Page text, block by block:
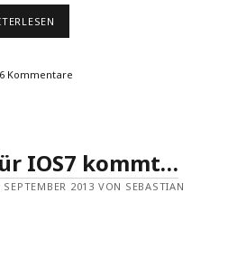
–
Kommentare
IOS7 kommt…
2013 VON SEBASTIAN